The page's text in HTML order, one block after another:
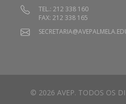
TEL.: 212 338 160
FAX: 212 338 165
© 2026 AVEP. TODOS OS